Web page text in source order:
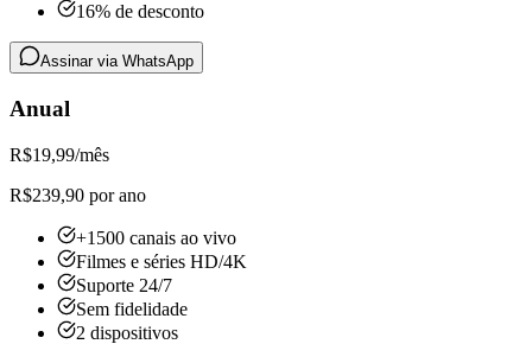
16% de desconto
Assinar via WhatsApp
Anual
R$19,99/mês
R$239,90 por ano
+1500 canais ao vivo
Filmes e séries HD/4K
Suporte 24/7
Sem fidelidade
2 dispositivos